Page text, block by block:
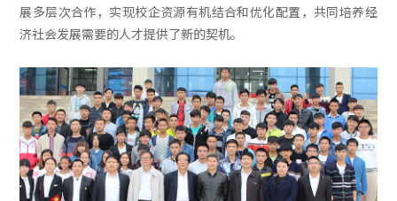
展多层次合作，实现校企资源有机结合和优化配置，共同培养经
济社会发展需要的人才提供了新的契机。